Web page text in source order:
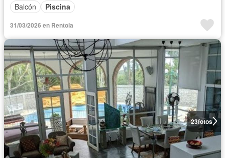
Balcón
Piscina
31/03/2026 en Rentola
23fotos